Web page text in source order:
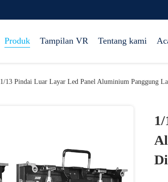
Produk Tampilan VR Tentang kami
1/13 Pindai Luar Layar Led Panel Aluminium Panggung